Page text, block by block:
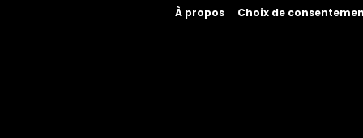
À propos Choix de